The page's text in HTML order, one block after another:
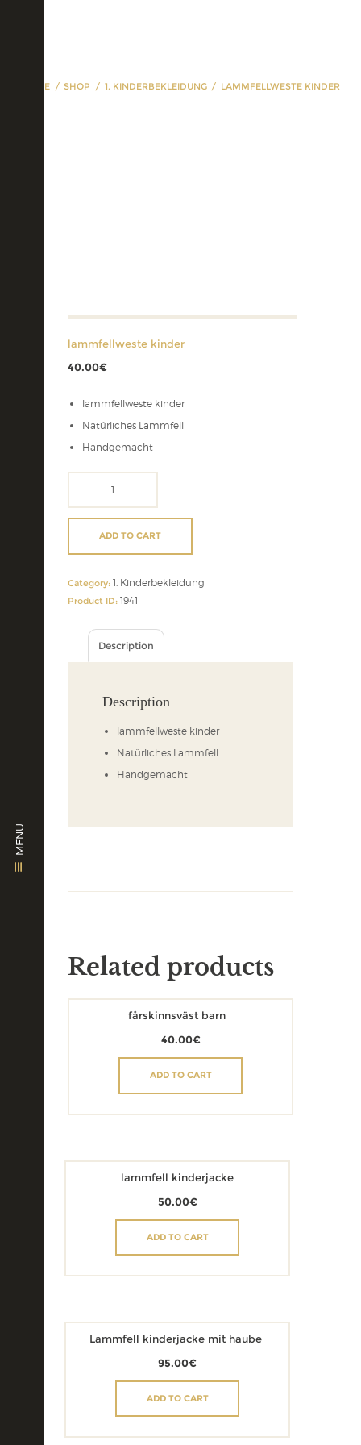
MENU
HOME SHOP 1. KINDERBEKLEIDUNG LAMMFELLWESTE KINDER
lammfellweste kinder
40.00€
lammfellweste kinder
Natürliches Lammfell
Handgemacht
quantity
ADD TO CART
Category: 1. Kinderbekleidung
Product ID: 1941
Description
Description
lammfellweste kinder
Natürliches Lammfell
Handgemacht
Related products
fårskinnsväst barn
40.00€
ADD TO CART
lammfell kinderjacke
50.00€
ADD TO CART
Lammfell kinderjacke mit haube
95.00€
ADD TO CART